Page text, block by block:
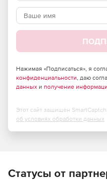
Нажимая «Подписаться», я
конфиденциальности, даю
данных и получение
Этот сайт защищен
об условиях обработки данных
Статусы от